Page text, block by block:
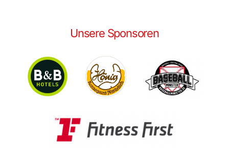
Unsere Sponsoren